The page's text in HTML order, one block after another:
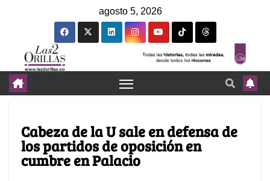
agosto 5, 2026
Cabeza de la U sale en defensa de
los partidos de oposición en
cumbre en Palacio